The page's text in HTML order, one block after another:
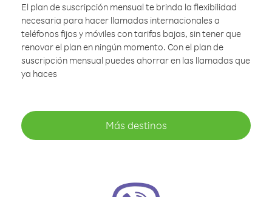
El plan de suscripción mensual te brinda la flexibilidad
necesaria para hacer llamadas internacionales a
teléfonos fijos y móviles con tarifas bajas, sin tener que
renovar el plan en ningún momento. Con el plan de
suscripción mensual puedes ahorrar en las llamadas que
ya haces
Más destinos